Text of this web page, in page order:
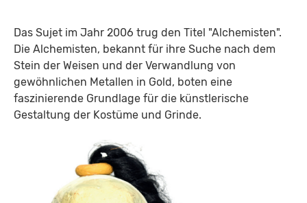
Das Sujet im Jahr 2006 trug den Titel "Alchemisten".
Die Alchemisten, bekannt für ihre Suche nach dem
Stein der Weisen und der Verwandlung von
gewöhnlichen Metallen in Gold, boten eine
faszinierende Grundlage für die künstlerische
Gestaltung der Kostüme und Grinde.